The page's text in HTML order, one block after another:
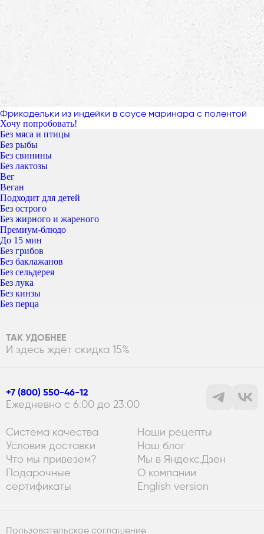
Фрикадельки из индейки в соусе маринара с полентой
Хочу попробовать!
Без мяса и птицы
Без рыбы
Без свинины
Без лактозы
Вег
Веган
Подходит для детей
Без острого
Без жирного и жареного
Премиум-блюдо
До 15 мин
Без грибов
Без баклажанов
Без сельдерея
Без лука
Без кинзы
Без перца
ТАК УДОБНЕЕ
И здесь ждёт скидка 15%
+7 (800) 550-46-12
Ежедневно с 6:00 до 23:00
Система качества
Условия доставки
Что мы привезем?
Подарочные
сертификаты
Наши рецепты
Наш блог
Мы в Яндекс.Дзен
О компании
English version
Пользовательское соглашение